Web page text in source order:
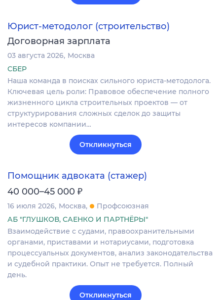
Юрист-методолог (строительство)
Договорная зарплата
03 августа 2026 Москва
СБЕР
Наша команда в поисках сильного юриста-методолога.
Ключевая цель роли: Правовое обеспечение полного
жизненного цикла строительных проектов — от
структурирования сложных сделок до защиты
интересов компании…
Откликнуться
Помощник адвоката (стажер)
40 000–45 000 ₽
16 июля 2026 Москва
Профсоюзная
АБ "ГЛУШКОВ, САЕНКО И ПАРТНЁРЫ"
Взаимодействие с судами, правоохранительными
органами, приставами и нотариусами, подготовка
процессуальных документов, анализ законодательства
и судебной практики. Опыт не требуется. Полный
день.
Откликнуться